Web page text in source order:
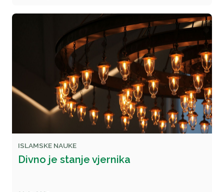
ISLAMSKE NAUKE
Divno je stanje vjernika